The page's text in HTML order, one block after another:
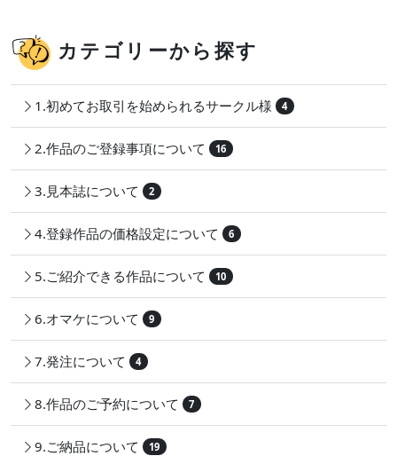
カテゴリーから探す
1.初めてお取引を始められるサークル様 4
2.作品のご登録事項について 16
3.見本誌について 2
4.登録作品の価格設定について 6
5.ご紹介できる作品について 10
6.オマケについて 9
7.発注について 4
8.作品のご予約について 7
9.ご納品について 19